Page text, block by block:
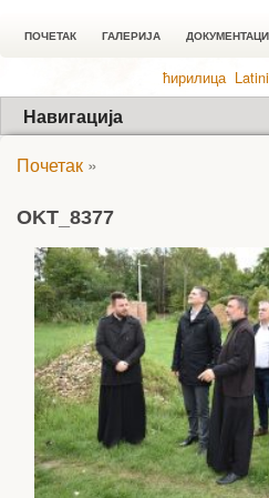
ПОЧЕТАК ГАЛЕРИЈА
ћирилица
Навигација
Почетак »
OKT_8377